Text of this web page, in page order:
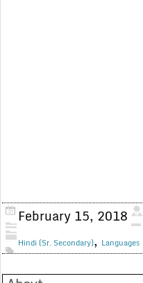
February 15, 2018
Hindi (Sr. Secondary), Languages